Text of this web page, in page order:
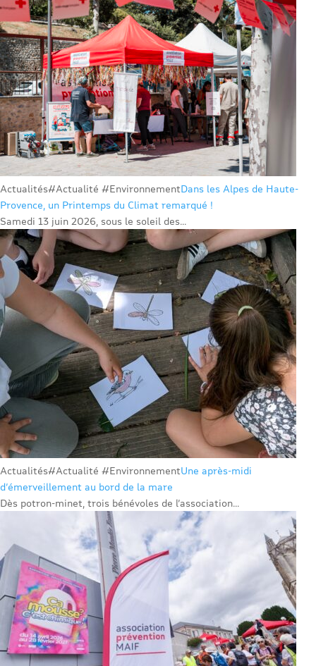
Actualités#Actualité #EnvironnementDans les Alpes de Haute-
Provence, un Printemps du Climat remarqué !
Samedi 13 juin 2026, sous le soleil des...
Actualités#Actualité #EnvironnementUne après-midi
d’émerveillement au bord de la mare
Dès potron-minet, trois bénévoles de l’association...